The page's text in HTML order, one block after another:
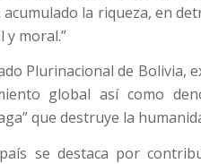
la riqueza, en
moral.”
Plurinacional de Bolivia,
global así como
que destruye la
se destaca por